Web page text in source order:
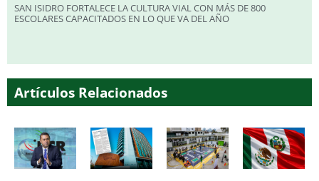
SAN ISIDRO FORTALECE LA CULTURA VIAL CON MÁS DE 800
ESCOLARES CAPACITADOS EN LO QUE VA DEL AÑO
Artículos Relacionados